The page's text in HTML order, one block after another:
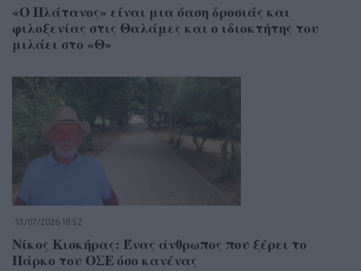
«Ο Πλάτανος» είναι μια όαση δροσιάς και
φιλοξενίας στις Θαλάμες και ο ιδιοκτήτης του
μιλάει στο «Θ»
13/07/2026 18:52
Νίκος Κισκήρας: Ένας άνθρωπος που ξέρει το
Πάρκο του ΟΣΕ όσο κανένας